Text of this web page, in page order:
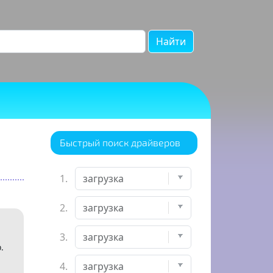
Найти
Быстрый поиск драйверов
1.
2.
3.
4.